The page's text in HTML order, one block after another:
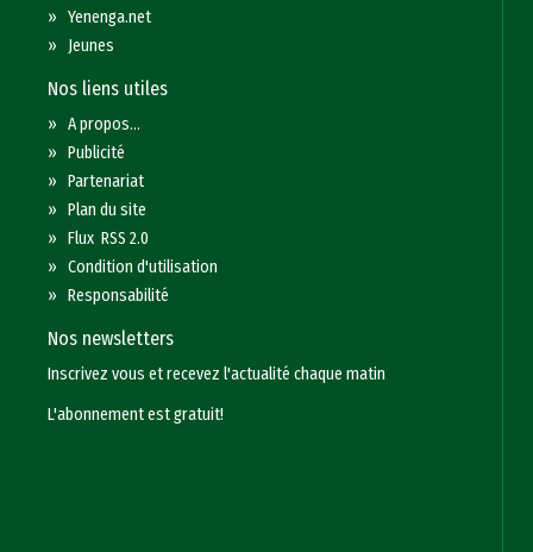
»Yenenga.net
» Jeunes
Nos liens utiles
»A propos...
»Publicité
»Partenariat
»Plan du site
»Flux RSS 2.0
»Condition d'utilisation
»Responsabilité
Nos newsletters
Inscrivez vous et recevez l'actualité chaque matin
L'abonnement est gratuit!